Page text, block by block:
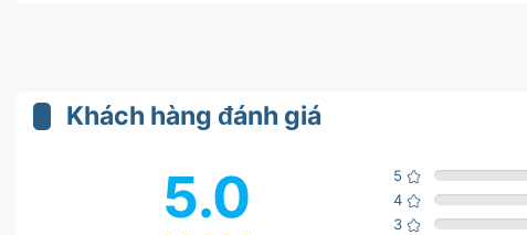
Khách hàng đánh giá
5.0 5
4
3